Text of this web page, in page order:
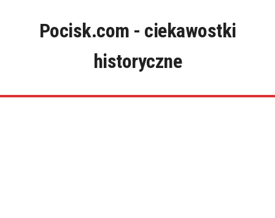
Pocisk.com - ciekawostki
historyczne